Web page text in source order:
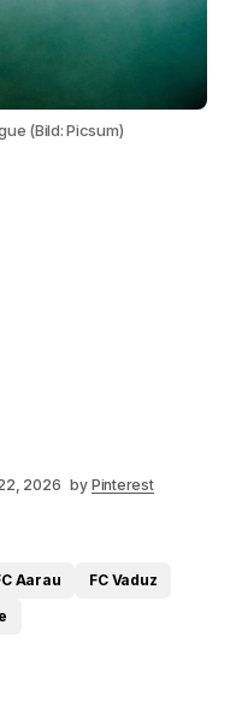
(Bild: Picsum)
2026 by Pinterest
Aarau
FC Vaduz